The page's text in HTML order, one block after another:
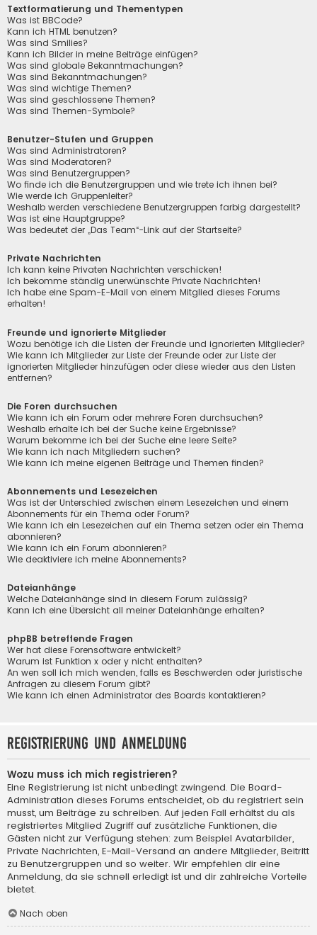
Textformatierung und Thementypen
Was ist BBCode?
Kann ich HTML benutzen?
Was sind Smilies?
Kann ich Bilder in meine Beiträge einfügen?
Was sind globale Bekanntmachungen?
Was sind Bekanntmachungen?
Was sind wichtige Themen?
Was sind geschlossene Themen?
Was sind Themen-Symbole?
Benutzer-Stufen und Gruppen
Was sind Administratoren?
Was sind Moderatoren?
Was sind Benutzergruppen?
Wo finde ich die Benutzergruppen und wie trete ich ihnen bei?
Wie werde ich Gruppenleiter?
Weshalb werden verschiedene Benutzergruppen farbig dargestellt?
Was ist eine Hauptgruppe?
Was bedeutet der „Das Team“-Link auf der Startseite?
Private Nachrichten
Ich kann keine Privaten Nachrichten verschicken!
Ich bekomme ständig unerwünschte Private Nachrichten!
Ich habe eine Spam-E-Mail von einem Mitglied dieses Forums
erhalten!
Freunde und ignorierte Mitglieder
Wozu benötige ich die Listen der Freunde und ignorierten Mitglieder?
Wie kann ich Mitglieder zur Liste der Freunde oder zur Liste der
ignorierten Mitglieder hinzufügen oder diese wieder aus den Listen
entfernen?
Die Foren durchsuchen
Wie kann ich ein Forum oder mehrere Foren durchsuchen?
Weshalb erhalte ich bei der Suche keine Ergebnisse?
Warum bekomme ich bei der Suche eine leere Seite?
Wie kann ich nach Mitgliedern suchen?
Wie kann ich meine eigenen Beiträge und Themen finden?
Abonnements und Lesezeichen
Was ist der Unterschied zwischen einem Lesezeichen und einem
Abonnements für ein Thema oder Forum?
Wie kann ich ein Lesezeichen auf ein Thema setzen oder ein Thema
abonnieren?
Wie kann ich ein Forum abonnieren?
Wie deaktiviere ich meine Abonnements?
Dateianhänge
Welche Dateianhänge sind in diesem Forum zulässig?
Kann ich eine Übersicht all meiner Dateianhänge erhalten?
phpBB betreffende Fragen
Wer hat diese Forensoftware entwickelt?
Warum ist Funktion x oder y nicht enthalten?
An wen soll ich mich wenden, falls es Beschwerden oder juristische
Anfragen zu diesem Forum gibt?
Wie kann ich einen Administrator des Boards kontaktieren?
Registrierung und Anmeldung
Wozu muss ich mich registrieren?
Eine Registrierung ist nicht unbedingt zwingend. Die Board-
Administration dieses Forums entscheidet, ob du registriert sein
musst, um Beiträge zu schreiben. Auf jeden Fall erhältst du als
registriertes Mitglied Zugriff auf zusätzliche Funktionen, die
Gästen nicht zur Verfügung stehen: zum Beispiel Avatarbilder,
Private Nachrichten, E-Mail-Versand an andere Mitglieder, Beitritt
zu Benutzergruppen und so weiter. Wir empfehlen dir eine
Anmeldung, da sie schnell erledigt ist und dir zahlreiche Vorteile
bietet.
Nach oben